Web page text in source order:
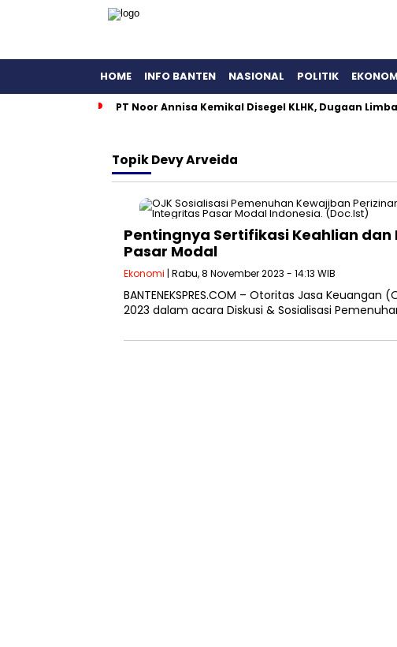
HOME INFO BANTEN NASIONAL POLITIK
PT Noor Annisa Kemikal Disegel KLHK, Dugaan
TopikDevy Arveida
Pentingnya Sertifikasi Keahlian
Pasar Modal
Ekonomi | Rabu, 8 November 2023 - 14:13 WIB
BANTENEKSPRES.COM – Otoritas Jasa
2023 dalam acara Diskusi & Sosialisasi